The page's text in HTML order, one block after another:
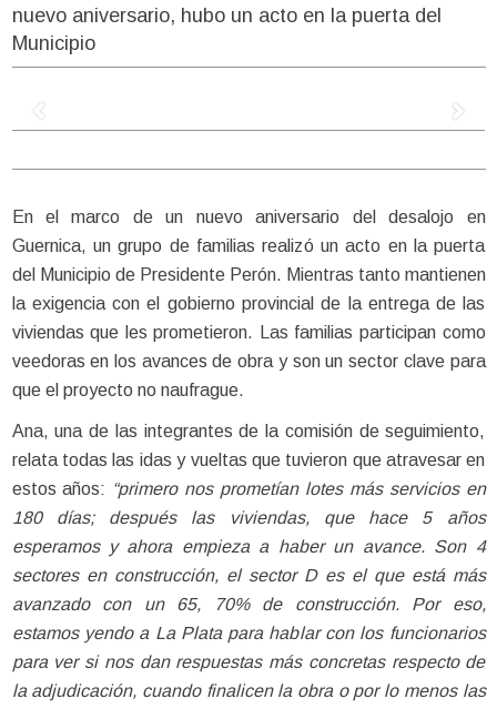
nuevo aniversario, hubo un acto en la puerta del
Municipio
En el marco de un nuevo aniversario del desalojo en
Guernica, un grupo de familias realizó un acto en la puerta
del Municipio de Presidente Perón. Mientras tanto mantienen
la exigencia con el gobierno provincial de la entrega de las
viviendas que les prometieron. Las familias participan como
veedoras en los avances de obra y son un sector clave para
que el proyecto no naufrague.
Ana, una de las integrantes de la comisión de seguimiento,
relata todas las idas y vueltas que tuvieron que atravesar en
estos años: “primero nos prometían lotes más servicios en
180 días; después las viviendas, que hace 5 años
esperamos y ahora empieza a haber un avance. Son 4
sectores en construcción, el sector D es el que está más
avanzado con un 65, 70% de construcción. Por eso,
estamos yendo a La Plata para hablar con los funcionarios
para ver si nos dan respuestas más concretas respecto de
la adjudicación, cuando finalicen la obra o por lo menos las